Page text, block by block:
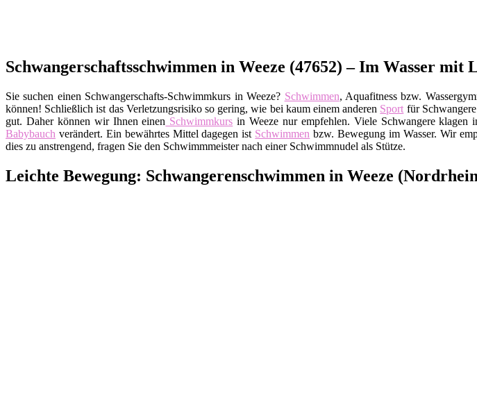
Schwangerschaftsschwimmen in Weeze (47652) – Im Wasser mit
Sie suchen einen Schwangerschafts-Schwimmkurs in Weeze? Schwimmen, Aquafitness bzw.
können! Schließlich ist das Verletzungsrisiko so gering, wie bei kaum einem anderen Sport für
gut. Daher können wir Ihnen einen Schwimmkurs in Weeze nur empfehlen. Viele Schwangere klagen
Babybauch verändert. Ein bewährtes Mittel dagegen ist Schwimmen bzw. Bewegung im Wasser. Wir
dies zu anstrengend, fragen Sie den Schwimmmeister nach einer Schwimmnudel als Stütze.
Leichte Bewegung: Schwangerenschwimmen in Weeze